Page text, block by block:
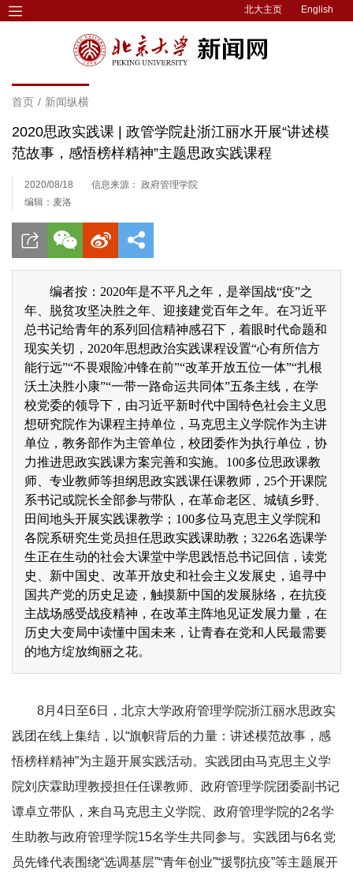
北大主页 English
首页 / 新闻纵横
2020思政实践课 | 政管学院赴浙江丽水开展“讲述模
范故事，感悟榜样精神”主题思政实践课程
2020/08/18
信息来源： 政府管理学院
编辑：麦洛
编者按：2020年是不平凡之年，是举国战“疫”之
年、脱贫攻坚决胜之年、迎接建党百年之年。在习近平
总书记给青年的系列回信精神感召下，着眼时代命题和
现实关切，2020年思想政治实践课程设置“心有所信方
能行远”“不畏艰险冲锋在前”“改革开放五位一体”“扎根
沃土决胜小康”“一带一路命运共同体”五条主线，在学
校党委的领导下，由习近平新时代中国特色社会主义思
想研究院作为课程主持单位，马克思主义学院作为主讲
单位，教务部作为主管单位，校团委作为执行单位，协
力推进思政实践课方案完善和实施。100多位思政课教
师、专业教师等担纲思政实践课任课教师，25个开课院
系书记或院长全部参与带队，在革命老区、城镇乡野、
田间地头开展实践课教学；100多位马克思主义学院和
各院系研究生党员担任思政实践课助教；3226名选课学
生正在生动的社会大课堂中学思践悟总书记回信，读党
史、新中国史、改革开放史和社会主义发展史，追寻中
国共产党的历史足迹，触摸新中国的发展脉络，在抗疫
主战场感受战疫精神，在改革主阵地见证发展力量，在
历史大变局中读懂中国未来，让青春在党和人民最需要
的地方绽放绚丽之花。
8月4日至6日，北京大学政府管理学院浙江丽水思政实
践团在线上集结，以“旗帜背后的力量：讲述模范故事，感
悟榜样精神”为主题开展实践活动。实践团由马克思主义学
院刘庆霖助理教授担任任课教师、政府管理学院团委副书记
谭卓立带队，来自马克思主义学院、政府管理学院的2名学
生助教与政府管理学院15名学生共同参与。实践团与6名党
员先锋代表围绕“选调基层”“青年创业”“援鄂抗疫”等主题展开